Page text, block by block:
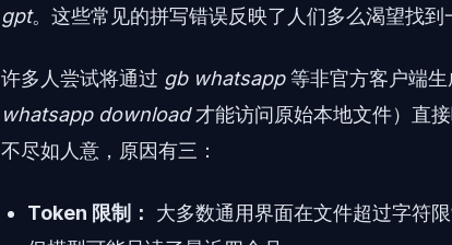
gpt。这些常见的拼写错误反映了人们多么渴望找到
许多人尝试将通过 gb whatsapp等非官方客户端生
whatsapp download才能访问原始本地文件）直
不尽如人意，原因有三：
Token 限制：
大多数通用界面在文件超过字符